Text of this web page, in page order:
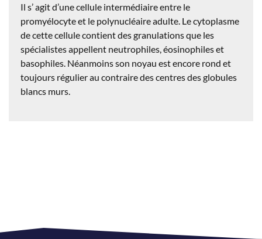
Il s’ agit d’une cellule intermédiaire entre le
promyélocyte et le polynucléaire adulte. Le cytoplasme
de cette cellule contient des granulations que les
spécialistes appellent neutrophiles, éosinophiles et
basophiles. Néanmoins son noyau est encore rond et
toujours régulier au contraire des centres des globules
blancs murs.